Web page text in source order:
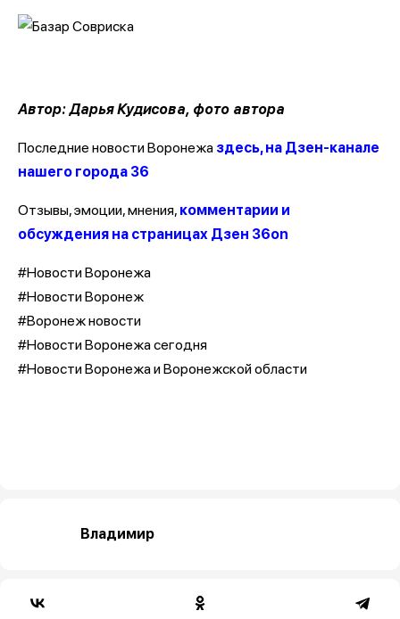
Автор: Дарья Кудисова, фото автора
Последние новости Воронежа здесь, на Дзен-канале
нашего города 36
Отзывы, эмоции, мнения, комментарии и
обсуждения на страницах Дзен 36on
#Новости Воронежа
#Новости Воронеж
#Воронеж новости
#Новости Воронежа сегодня
#Новости Воронежа и Воронежской области
Владимир